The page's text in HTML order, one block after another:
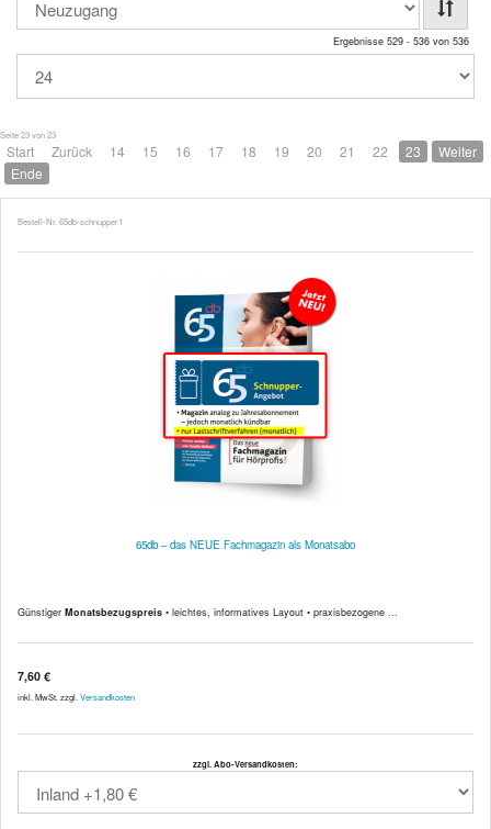
Ergebnisse 529 - 536 von 536
Seite 23 von 23
Start Zurück 14 15 16 17 18 19 20 21 22 23
Weiter
Ende
Bestell-Nr. 65db-schnupper1
65db – das NEUE Fachmagazin als Monatsabo
Günstiger Monatsbezugspreis • leichtes, informatives Layout • praxisbezogene ...
7,60 €
inkl. MwSt. zzgl. Versandkosten
zzgl. Abo-Versandkosten: